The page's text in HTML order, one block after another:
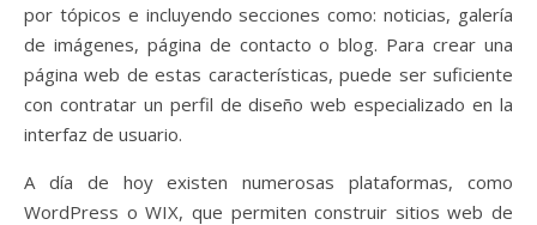
por tópicos e incluyendo secciones como: noticias, galería
de imágenes, página de contacto o blog. Para crear una
página web de estas características, puede ser suficiente
con contratar un perfil de diseño web especializado en la
interfaz de usuario.
A día de hoy existen numerosas plataformas, como
WordPress o WIX, que permiten construir sitios web de